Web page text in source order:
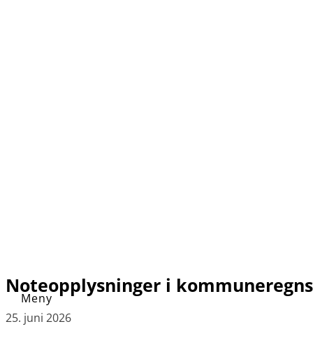
Noteopplysninger i
25. juni 2026